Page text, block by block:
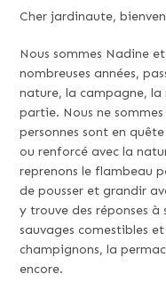
Cher jardinaute,
Nous sommes Nadine
nombreuses années,
nature, la campagne,
partie. Nous ne
personnes sont en
ou renforcé avec la
reprenons le flambeau
de pousser et grandir
y trouve des réponses à
sauvages comestibles
champignons, la
encore.